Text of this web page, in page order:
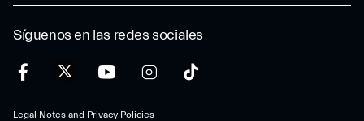
Síguenos en las redes sociales
Legal Notes and Privacy Policies